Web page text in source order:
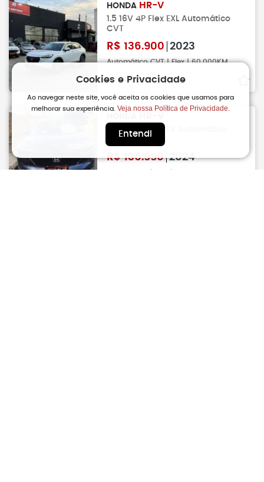
HONDA HR-V
1.5 16V 4P Flex EXL Automático
CVT
R$ 136.900 2023
Automático CVT | Flex | 60.000KM
Piracicaba
1.5 16V 4P Flex EX Automático
CVT
R$136.990 2024
Cookies e Privacidade
Ao navegar neste site, você aceita os cookies que usamos para
melhorar sua experiência.Veja nossa Política de Privacidade.
Entendi